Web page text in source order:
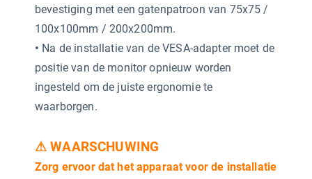
bevestiging met een gatenpatroon van 75x75 /
100x100mm / 200x200mm.
• Na de installatie van de VESA-adapter moet de
positie van de monitor opnieuw worden
ingesteld om de juiste ergonomie te
waarborgen.
⚠ WAARSCHUWING
Zorg ervoor dat het apparaat voor de installatie